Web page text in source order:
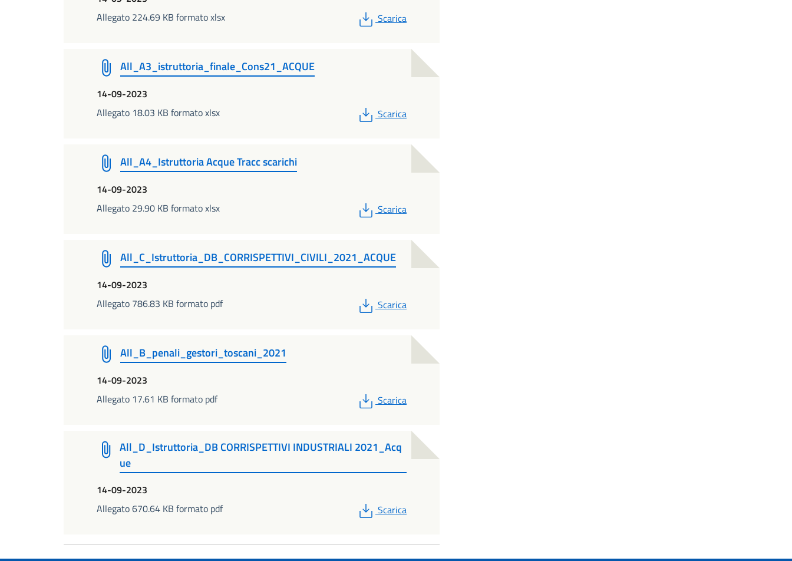
Allegato 224.69 KB formato xlsx
PDF
Scarica
All_A3_istruttoria_finale_Cons21_ACQUE
14-09-2023
Allegato 18.03 KB formato xlsx
PDF
Scarica
All_A4_Istruttoria Acque Tracc scarichi
14-09-2023
Allegato 29.90 KB formato xlsx
PDF
Scarica
All_C_Istruttoria_DB_CORRISPETTIVI_CIVILI_2021_ACQUE
14-09-2023
Allegato 786.83 KB formato pdf
PDF
Scarica
All_B_penali_gestori_toscani_2021
14-09-2023
Allegato 17.61 KB formato pdf
PDF
Scarica
All_D_Istruttoria_DB CORRISPETTIVI INDUSTRIALI 2021_Acq
ue
14-09-2023
Allegato 670.64 KB formato pdf
PDF
Scarica